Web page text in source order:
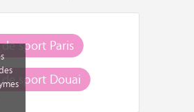
sport Paris
sport Douai